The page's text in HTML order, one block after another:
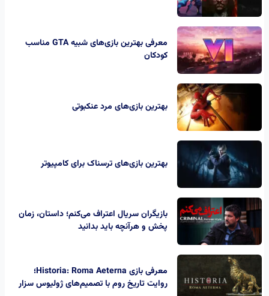
معرفی بهترین بازی‌های شبیه GTA مناسب
کودکان
بهترین بازی‌های مرد عنکبوتی
بهترین بازی‌های ترسناک برای کامپیوتر
بازیگران سریال اعتراف می‌کنم؛ داستان، زمان
پخش و هرآنچه باید بدانید
معرفی بازی Historia: Roma Aeterna؛
روایت تاریخ روم با تصمیم‌های ژولیوس سزار